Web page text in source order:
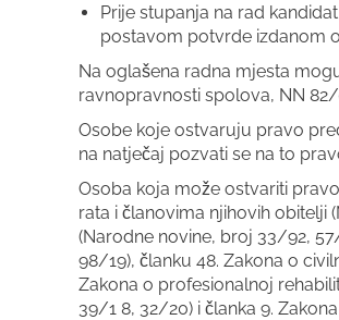
Prije stupanja na rad
postavom potvrde izdanom
Na oglašena radna mjesta
ravnopravnosti spolova, NN
Osobe koje ostvaruju pravo
na natječaj pozvati se na to
Osoba koja može ostvariti
rata i članovima njihovih obitelji
(Narodne novine, broj 33/92,
98/19), članku 48. Zakona o
Zakona o profesionalnoj
39/1 8, 32/20) i članka 9.